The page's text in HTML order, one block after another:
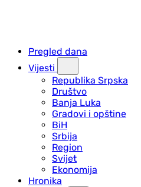
Pregled dana
Vijesti
Republika Srpska
Društvo
Banja Luka
Gradovi i opštine
BiH
Srbija
Region
Svijet
Ekonomija
Hronika